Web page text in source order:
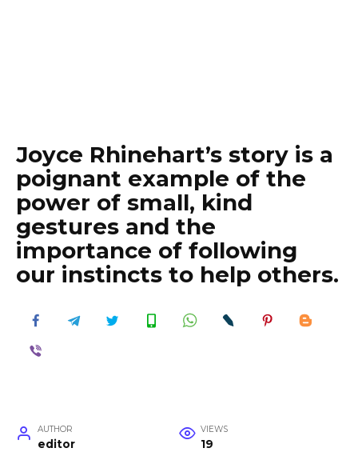
Joyce Rhinehart’s story is a
poignant example of the
power of small, kind
gestures and the
importance of following
our instincts to help others.
AUTHOR
editor
VIEWS
19